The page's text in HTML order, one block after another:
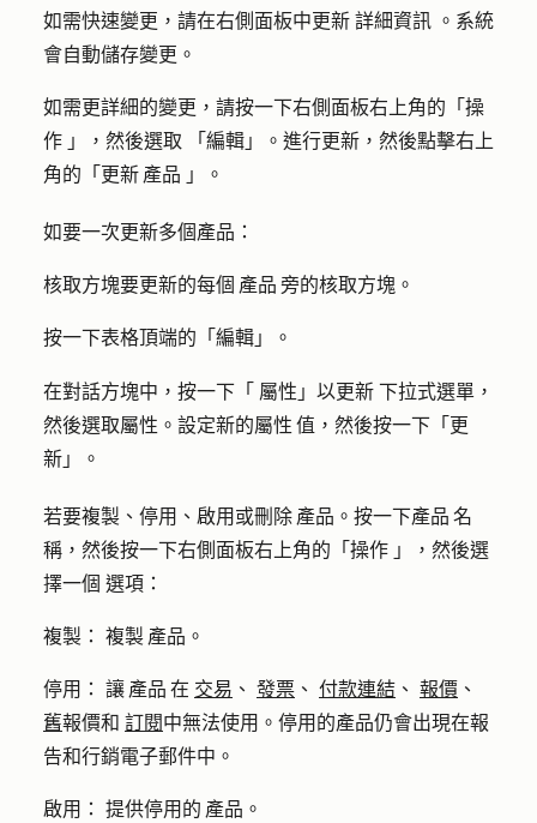
如需快速變更，請在右側面板中更新 詳細資訊 。系統
會自動儲存變更。
如需更詳細的變更，請按一下右側面板右上角的「 操
作 」，然後選取 「編輯」
。進行更新，然後點擊右上
角的「 更新 產品 」。
如要一次更新多個產品：
核取方塊要更新的每個 產品 旁的核取方塊。
按一下表格頂端的 「編輯」 。
在對話方塊中，按一下「 屬性」以更新 下拉式選單，
然後選取屬性 。設定新的屬性 值 ，然後按一下「 更
新 」。
若要複製、停用、啟用或刪除 產品。按一下產品 名
稱 ，然後按一下右側面板右上角的「 操作 」，然後選
擇一個 選項 ：
複製： 複製 產品。
停用： 讓 產品 在 交易 、 發票 、 付款連結 、 報價 、
舊報價和 訂閱中無法使用。停用的產品仍會出現在報
告和行銷電子郵件中。
啟用： 提供停用的 產品。